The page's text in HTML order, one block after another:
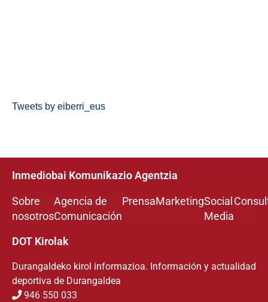
Tweets by eiberri_eus
Inmediobai Komunikazio Agentzia
Sobre
nosotros
Agencia de
Comunicación
PrensaMarketingSocial
Media
DOT Kirolak
Durangaldeko kirol informazioa. Información y actualidad
deportiva de Durangaldea
946 550 033